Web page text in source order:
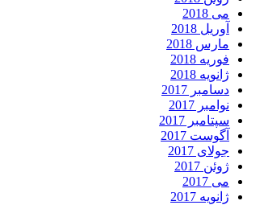
می 2018
آوریل 2018
مارس 2018
فوریه 2018
ژانویه 2018
دسامبر 2017
نوامبر 2017
سپتامبر 2017
آگوست 2017
جولای 2017
ژوئن 2017
می 2017
ژانویه 2017